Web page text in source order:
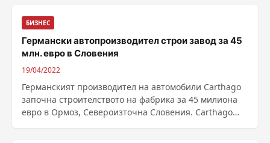
БИЗНЕС
Германски автопроизводител строи завод за 45
млн. евро в Словения
19/04/2022
Германският производител на автомобили Carthago
започна строителството на фабрика за 45 милиона
евро в Ормоз, Североизточна Словения. Carthago